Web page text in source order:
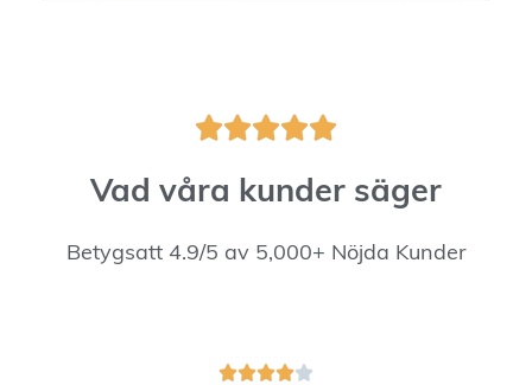

Vad våra kunder säger
Betygsatt 4.9/5 av 5,000+ Nöjda Kunder
